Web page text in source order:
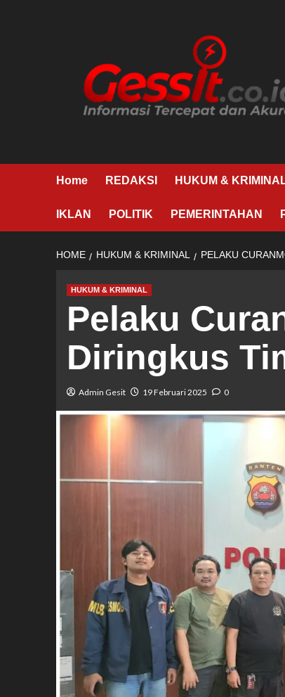
Home REDAKSI HUKUM &
IKLAN POLITIK PEMERINTAHAN
HOME HUKUM & KRIMINAL PELAKU
HUKUM & KRIMINAL
Pelaku
Diringkus
Admin Gesit 19 Februari 2025 0